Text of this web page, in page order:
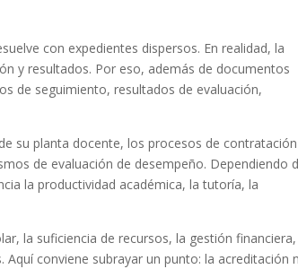
con expedientes dispersos. En realidad, la
y resultados. Por eso, además de documentos
de seguimiento, resultados de evaluación,
su planta docente, los procesos de
de evaluación de desempeño. Dependiendo
la productividad académica, la tutoría, la
la suficiencia de recursos, la gestión financiera,
conviene subrayar un punto: la acreditación